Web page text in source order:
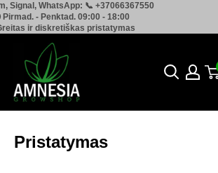
Signal, WhatsApp: 📞 +37066367550
Pirmad. - Penktad. 09:00 - 18:00
ir diskretiškas pristatymas
Amnesia.lt
Pristatymas